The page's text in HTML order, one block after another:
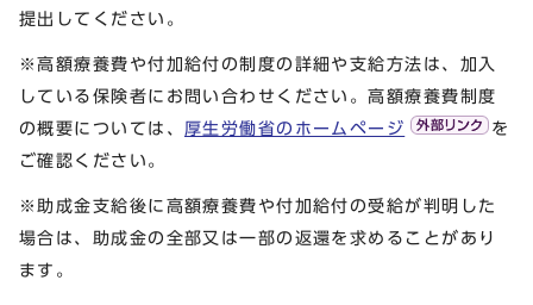
提出してください。
※高額療養費や付加給付の制度の詳細や支給方法は、加入
している保険者にお問い合わせください。高額療養費制度
の概要については、 厚生労働省のホームページ
を
ご確認ください。
※助成金支給後に高額療養費や付加給付の受給が判明した
場合は、助成金の全部又は一部の返還を求めることがあり
ます。